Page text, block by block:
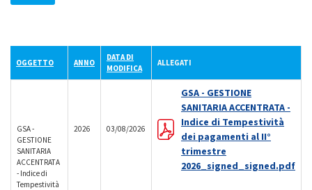
OGGETTO ANNO
DATA DI
MODIFICA
ALLEGATI
GSA -
GESTIONE
SANITARIA
ACCENTRATA
- Indice di
Tempestività
2026 03/08/2026
GSA - GESTIONE
SANITARIA ACCENTRATA -
Indice di Tempestività
dei pagamenti al II°
trimestre
2026_signed_signed.pdf